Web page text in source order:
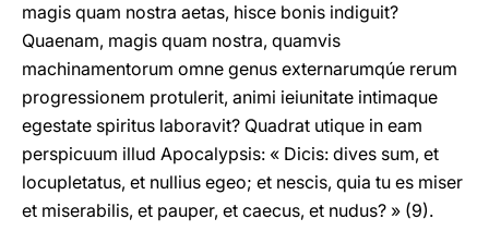
magis quam nostra aetas, hisce bonis indiguit?
Quaenam, magis quam nostra, quamvis
machinamentorum omne genus externarumqúe rerum
progressionem protulerit, animi ieiunitate intimaque
egestate spiritus laboravit? Quadrat utique in eam
perspicuum illud Apocalypsis: « Dicis: dives sum, et
locupletatus, et nullius egeo; et nescis, quia tu es miser
et miserabilis, et pauper, et caecus, et nudus? » (9).